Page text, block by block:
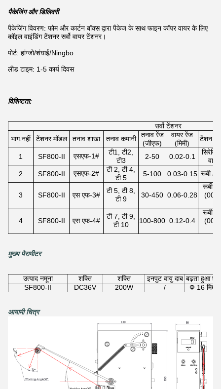
पैकेजिंग और डिलिवरी
पैकेजिंग विवरण: फोम और कार्टन बॉक्स द्वारा पैकेज के साथ फाइन कॉपर वायर के लिए
कॉइल वाइंडिंग टेंशनर सर्वो वायर टेंशनर।
पोर्ट: हांग्जो/शंघाई/Ningbo
लीड टाइम: 1-5 कार्य दिवस
विशिष्टता:
सर्वो टेंशनर
भाग.नहीं
टेंशनर मॉडल तनाव शाखा तनाव कमानी
तनाव रेंज
(जीएफ)
वायर रेंज
(मिमी)
टेंशन
1 SF800-II एसएफ-1#
टी1, टी2,
टी3
2-50 0.02-0.1
2
SF800-II एसएफ-2#
टी 2, टी 4,
टी 5
5-100 0.03-0.15 रूबी /
3 SF800-II एस एफ-3#
टी 5, टी 8,
टी 9
30-450 0.06-0.28
रूबी /
(005)
4 SF800-II एस एफ-4#
टी 7, टी 9,
टी 10
100-800 0.12-0.4
रूबी /
(005)
मुख्य पैरामीटर
उत्पाद नमूना शक्ति शक्ति इनपुट वायु दाब बढ़ता हुआ छेद
SF800-II
DC36V 200W / Ф 16 मिमी
आयामी चित्र